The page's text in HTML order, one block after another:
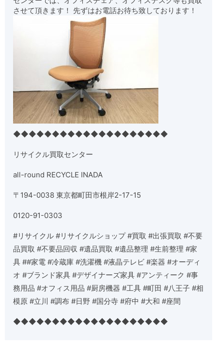
させて頂きます！ 先ずはお電話お待ち致しております！
◆◆◆◆◆◆◆◆◆◆◆◆◆◆◆◆◆◆◆◆
リサイクル買取センター
all-round RECYCLE INADA
〒 194-0038東京都町田市根岸2-17-15
0120-91-0303
#リサイクル #リサイクルショップ#買取 #出張買取 #不要
品買取 #不要品回収 #遺品買取 #遺品整理 #生前整理 #家
具 ##家電 #冷蔵庫 #洗濯機 #液晶テレビ #楽器 #オーディ
オ #ブランド家具 #デザイナーズ家具 #アンティーク #事
務用品 #オフィス用品 #厨房機器 #工具 #町田 #八王子 #相
模原 #立川 #調布 #日野 #国分寺 #府中 #大和 #座間
◆◆◆◆◆◆◆◆◆◆◆◆◆◆◆◆◆◆◆◆